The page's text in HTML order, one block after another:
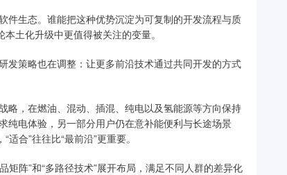
件生态。谁能把这种优势沉淀为可复制的开发流程与质
土化升级中更值得被关注的变量。
发策略也在调整：让更多前沿技术通过共同开发的方式
略，在燃油、混动、插混、纯电以及氢能源等方向保持
纯电体验，另一部分用户仍在意补能便利与长途场景
合”往往比“最前沿”更重要。
矩阵”和“多路径技术”展开布局，满足不同人群的差异化